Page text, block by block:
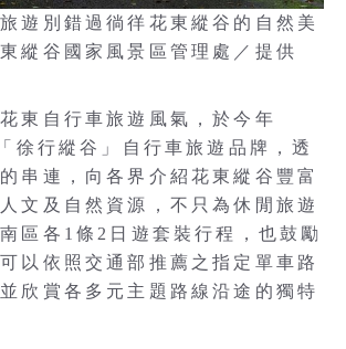
遊別錯過徜徉花東縱谷的自然美
縱谷國家風景區管理處／提供
東自行車旅遊風氣，於今年
徐行縱谷」自行車旅遊品牌，透
串連，向各界介紹花東縱谷豐富
文及自然資源，不只為休閒旅遊
區各1條2日遊套裝行程，也鼓勵
以依照交通部推薦之指定單車路
欣賞各多元主題路線沿途的獨特